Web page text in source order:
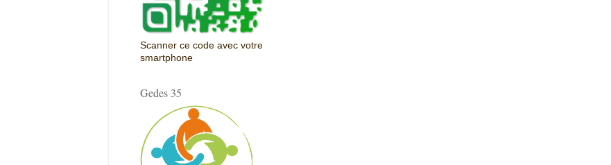
Scanner ce code avec votre
smartphone
Gedes 35